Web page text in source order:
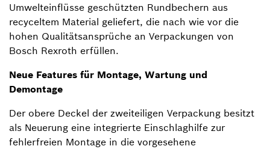
Umwelteinflüsse geschützten Rundbechern aus
recyceltem Material geliefert, die nach wie vor die
hohen Qualitätsansprüche an Verpackungen von
Bosch Rexroth erfüllen.
Neue Features für Montage, Wartung und
Demontage
Der obere Deckel der zweiteiligen Verpackung besitzt
als Neuerung eine integrierte Einschlaghilfe zur
fehlerfreien Montage in die vorgesehene